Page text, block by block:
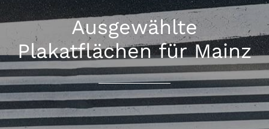
Ausgewählte
Plakatflächen für Mainz